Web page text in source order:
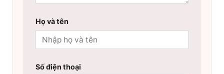
Họ và tên
Số điện thoại